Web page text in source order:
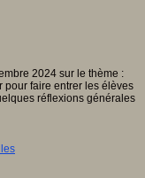
2024 sur le thème :
pour faire entrer les élèves
réflexions générales